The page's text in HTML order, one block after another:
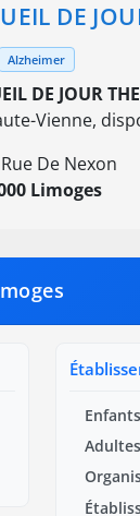
DE
Alzheimer
DE JOUR
Vienne,
De Nexon
Limoges